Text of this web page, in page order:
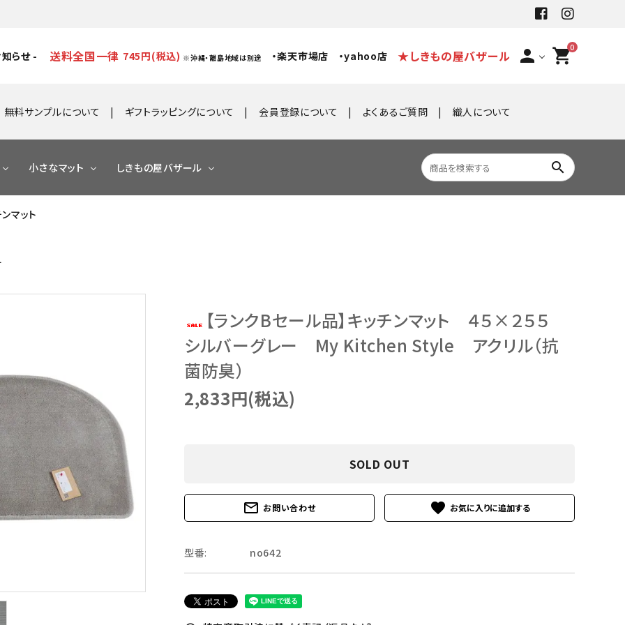
らせ - 送料全国一律 745円(税込) ※沖縄・離島地域は別途 ・楽天市場店 ・yahoo店 ★しきもの屋バザール person 0
shopping_cart
無料サンプルについて ギフトラッピングについて 会員登録について よくあるご質問 織人について
小さなマット しきもの屋バザール search
マット
【ランクBセール品】キッチンマット ４５×２５５
シルバーグレー My Kitchen Style アクリル（抗
菌防臭）
2,833円(税込)
SOLD OUT
mail_outline お問い合わせ favorite
型番: no642